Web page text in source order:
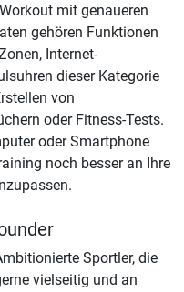
mit genaueren
gehören Funktionen
Internet-
dieser Kategorie
von
oder Fitness-Tests.
oder Smartphone
noch besser an Ihre
Sportler, die
vielseitig und an